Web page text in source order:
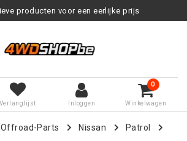
producten voor een eerlijke prijs
Verlanglijst Inloggen
0
Winkelwagen
Offroad-Parts Nissan
Patrol